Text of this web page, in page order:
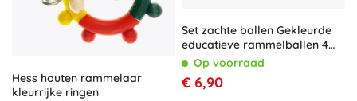
Hess houten rammelaar
kleurrijke ringen
Set zachte ballen Gekleurde
educatieve rammelballen 4
stuks.Op voorraad
€ 6,90